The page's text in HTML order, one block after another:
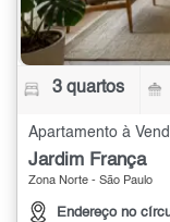
3 quartos
Apartamento à
Jardim França
Zona Norte - São Paulo
Endereço no